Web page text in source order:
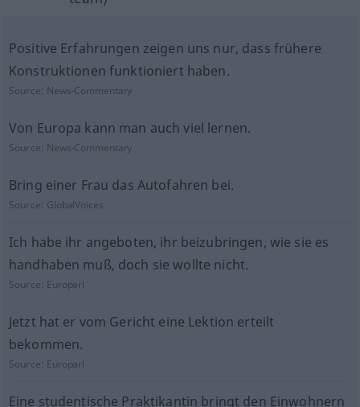
Positive Erfahrungen zeigen uns nur, dass frühere
Konstruktionen funktioniert haben.
Source: News-Commentary
Von Europa kann man auch viel lernen.
Source: News-Commentary
Bring einer Frau das Autofahren bei.
Source: GlobalVoices
Ich habe ihr angeboten, ihr beizubringen, wie sie es
handhaben muß, doch sie wollte nicht.
Source: Europarl
Jetzt hat er vom Gericht eine Lektion erteilt
bekommen.
Source: Europarl
Eine studentische Praktikantin bringt den Einwohnern